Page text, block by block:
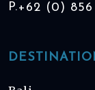
P.+62 (0) 856